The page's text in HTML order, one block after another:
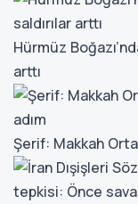
Hürmüz
arttı
Şerif: Makkah